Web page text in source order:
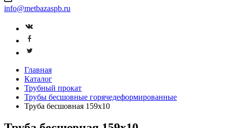
info@metbazaspb.ru
Главная
Каталог
Трубный прокат
Трубы бесшовные горячедеформированные
Труба бесшовная 159х10